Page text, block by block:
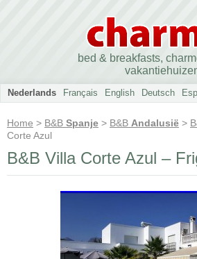
bed & breakfasts,
Nederlands Français English Deutsch
Home > B&B Spanje > B&B Andalusië >
Corte Azul
B&B Villa Corte Azul –